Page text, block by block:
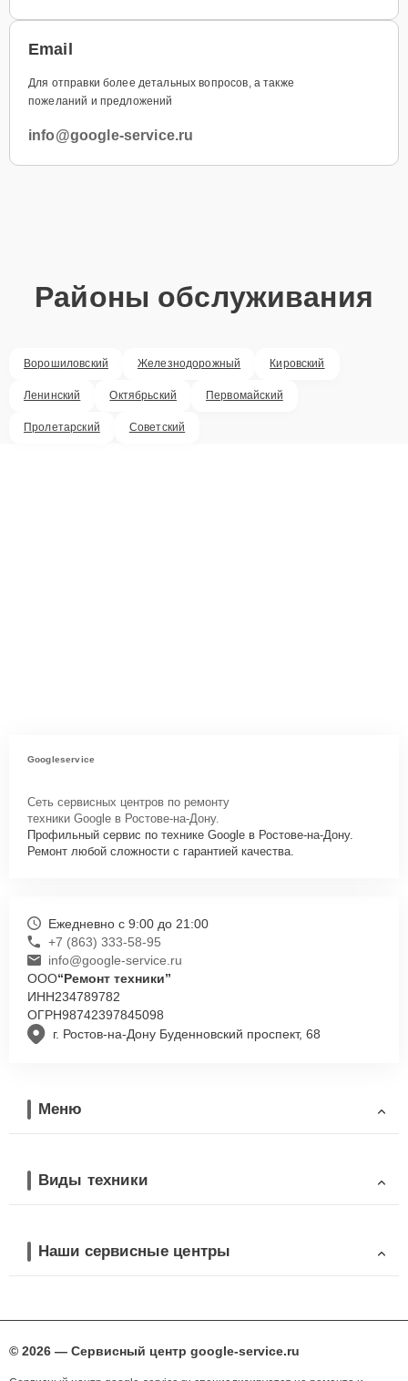
Email
Для отправки более детальных вопросов, а также
пожеланий и предложений
info@google-service.ru
Районы обслуживания
Ворошиловский Железнодорожный Кировский
Ленинский Октябрьский Первомайский
Пролетарский Советский
Googleservice
Сеть сервисных центров по ремонту
техники Google в Ростове-на-Дону.
Профильный сервис по технике Google в Ростове-на-Дону.
Ремонт любой сложности с гарантией качества.
г. Ростов-на-Дону Буденновский проспект, 68
Ежедневно с 9:00 до 21:00
+7 (863) 333-58-95
info@google-service.ru
ООО“Ремонт техники”
ИНН234789782
ОГРН98742397845098
Меню
Виды техники
Наши сервисные центры
© 2026 — Сервисный центр google-service.ru